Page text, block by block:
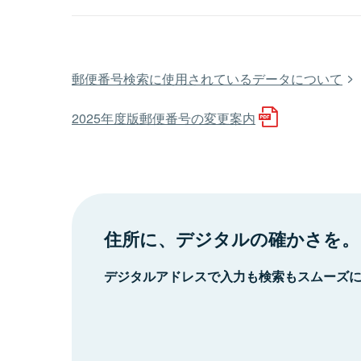
郵便番号検索に使用されているデータについて
2025年度版郵便番号の変更案内
住所に、デジタルの確かさを。
デジタルアドレスで入力も検索もスムーズ